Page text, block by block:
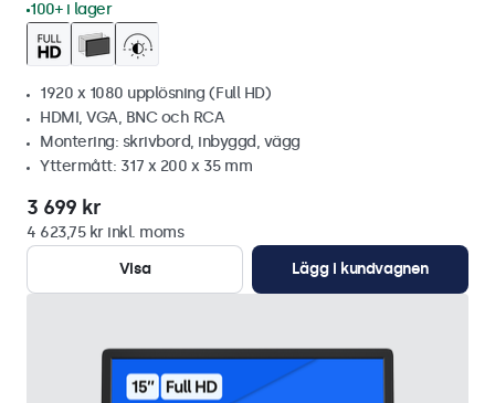
100+ i lager
1920 x 1080 upplösning (Full HD)
HDMI, VGA, BNC och RCA
Montering: skrivbord, inbyggd, vägg
Yttermått: 317 x 200 x 35 mm
3 699 kr
4 623,75 kr inkl. moms
Visa
Lägg i kundvagnen